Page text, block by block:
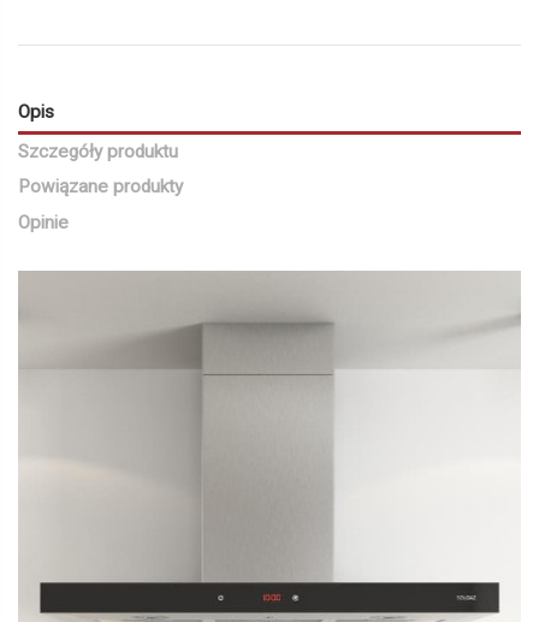
Opis
Szczegóły produktu
Powiązane produkty
Opinie